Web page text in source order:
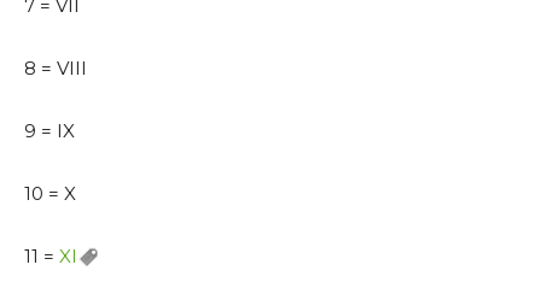
7 = VII
8 = VIII
9 = IX
10 = X
11 = XI